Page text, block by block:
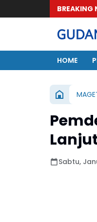
BREAKING
HOME
Sabtu,